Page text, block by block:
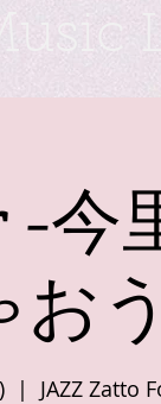
今
お
  |
JAZZ Zatto